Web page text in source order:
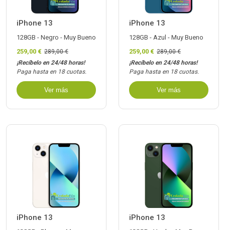
iPhone 13
128GB - Negro - Muy Bueno
259,00 € 289,00 €
¡Recíbelo en 24/48 horas!
Paga hasta en 18 cuotas.
Ver más
iPhone 13
128GB - Azul - Muy Bueno
259,00 € 289,00 €
¡Recíbelo en 24/48 horas!
Paga hasta en 18 cuotas.
Ver más
iPhone 13 iPhone 13